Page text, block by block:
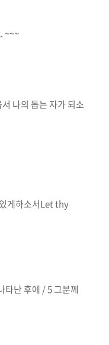
~~~
나의 돕는 자가 되소
게하소서Let thy
타난 후에 / 5그분께